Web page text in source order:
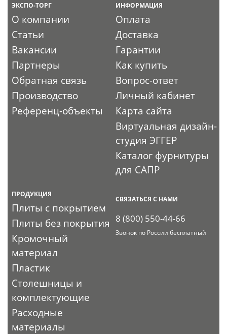
ЭКСПО-ТОРГ
О компании
Статьи
Вакансии
Партнеры
Обратная связь
Производство
Референц-объекты
ИНФОРМАЦИЯ
Оплата
Доставка
Гарантии
Как купить
Вопрос-ответ
Личный кабинет
Карта сайта
Виртуальная дизайн-
студия ЭГГЕР
Каталог фурнитуры
для САПР
ПРОДУКЦИЯ
Плиты с покрытием
Плиты без покрытия
Кромочный
материал
Пластик
Столешницы и
комплектующие
Расходные
материалы
СВЯЗАТЬСЯ С НАМИ
8 (800) 550-44-66
Звонок по России бесплатный